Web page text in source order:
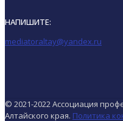
НАПИШИТЕ:
mediatoraltay@yandex.ru
© 2021-2022 Ассоциация
Алтайского края. Политика